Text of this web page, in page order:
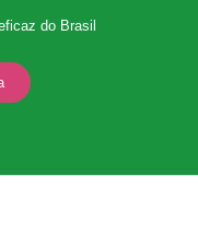
do Brasil